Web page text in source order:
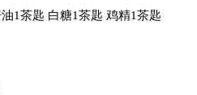
1茶匙 白糖1茶匙 鸡精1茶匙